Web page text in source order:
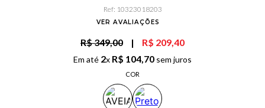
Ref: 10323018203
VER AVALIAÇÕES
R$ 349,00 | R$ 209,40
Em até 2x R$ 104,70 sem juros
COR